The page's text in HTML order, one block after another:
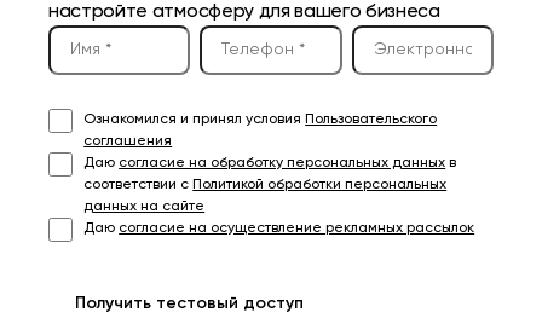
настройте атмосферу для вашего бизнеса
Ознакомился и принял условия
Пользовательского
соглашения
Даю согласие на обработку персональных данных в
соответствии с
Политикой обработки персональных
данных на сайте
Даю согласие на осуществление рекламных рассылок
Получить тестовый доступ